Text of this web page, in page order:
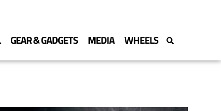
GEAR & GADGETS MEDIA WHEELS